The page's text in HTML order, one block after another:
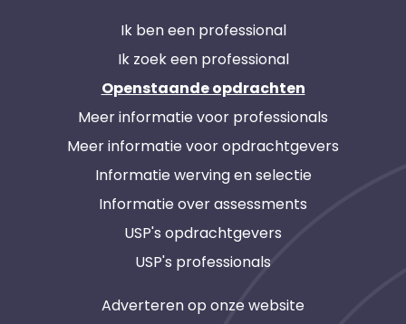
Ik ben een professional
Ik zoek een professional
Openstaande opdrachten
Meer informatie voor professionals
Meer informatie voor opdrachtgevers
Informatie werving en selectie
Informatie over assessments
USP's opdrachtgevers
USP's professionals
Adverteren op onze website